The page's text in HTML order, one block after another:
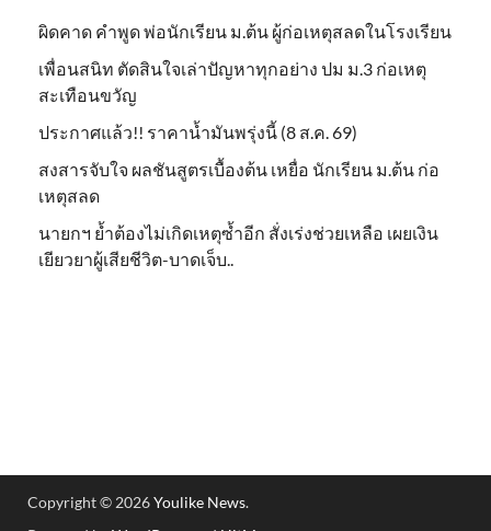
ผิดคาด คำพูด พ่อนักเรียน ม.ต้น ผู้ก่อเหตุสลดในโรงเรียน
เพื่อนสนิท ตัดสินใจเล่าปัญหาทุกอย่าง ปม ม.3 ก่อเหตุ
สะเทือนขวัญ
ประกาศแล้ว!! ราคาน้ำมันพรุ่งนี้ (8 ส.ค. 69)
สงสารจับใจ ผลชันสูตรเบื้องต้น เหยื่อ นักเรียน ม.ต้น ก่อ
เหตุสลด
นายกฯ ย้ำต้องไม่เกิดเหตุซ้ำอีก สั่งเร่งช่วยเหลือ เผยเงิน
เยียวยาผู้เสียชีวิต-บาดเจ็บ..
Copyright © 2026Youlike News.